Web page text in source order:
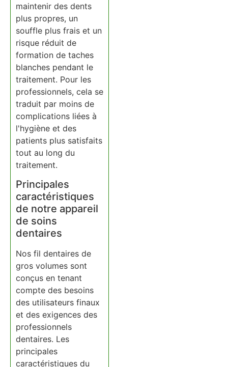
maintenir des dents
plus propres, un
souffle plus frais et un
risque réduit de
formation de taches
blanches pendant le
traitement. Pour les
professionnels, cela se
traduit par moins de
complications liées à
l'hygiène et des
patients plus satisfaits
tout au long du
traitement.
Principales
caractéristiques
de notre appareil
de soins
dentaires
Nos fil dentaires de
gros volumes sont
conçus en tenant
compte des besoins
des utilisateurs finaux
et des exigences des
professionnels
dentaires. Les
principales
caractéristiques du